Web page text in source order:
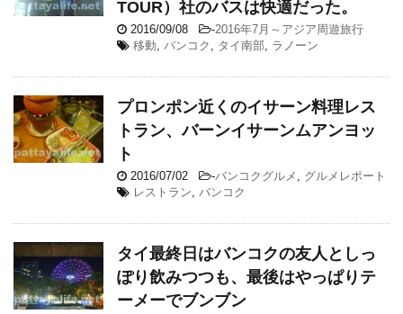
TOUR）社のバスは快適だった。
2016/09/08 -2016年7月～アジア周遊旅行
移動
バンコク タイ南部 ラノーン
プロンポン近くのイサーン料理レス
トラン、バーンイサーンムアンヨッ
ト
2016/07/02 -バンコクグルメ
グルメレポート
レストラン
バンコク
タイ最終日はバンコクの友人としっ
ぽり飲みつつも、最後はやっぱりテ
ーメーでブンブン